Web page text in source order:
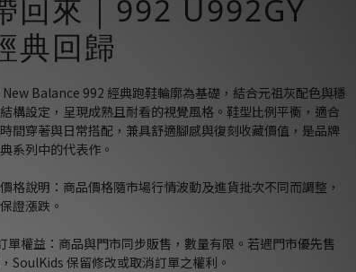
回來｜992 U992GY
典回歸
New Balance 992 經典跑鞋輪廓為基礎，結合元祖灰配色與穩
構設定，呈現成熟且耐看的視覺風格。鞋型比例平衡，適合
間穿著與日常搭配，兼具舒適腳感與復刻收藏價值，是品牌
系列中的代表作。
格說明：商品價格隨市場行情波動及進貨批次不同而調整，
證漲跌。
單權益：商品與門市同步販售，數量有限。若遇門市優先售
SoulKids 保留修改或取消訂單之權利。